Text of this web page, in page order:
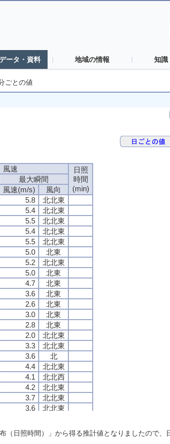
ータ・資料 地域の情報 知識
ごとの値
風速
日照
時間
(min)
最大瞬間
風速(m/s)
風向
5.8
北北東
5.4
北北東
5.5
北北東
5.4
北北東
5.5
北北東
5.0
北東
5.2
北北東
5.0
北東
4.7
北東
3.6
北東
2.6
北東
3.0
北東
2.8
北東
2.0
北北東
3.3
北北東
3.6
北
4.4
北北東
4.1
北北西
4.2
北北東
3.7
北北東
3.6
北北東
3.2
北東
2.9 北東
風速
日照
時間
(min)
最大瞬間
風速(m/s)
風向
5.8
北北東
5.4
北北東
5.5
北北東
5.4
北北東
5.5
北北東
5.0
北東
5.2
北北東
5.0
北東
4.7
北東
3.6
北東
2.6
北東
3.0
北東
2.8
北東
2.0
北北東
3.3
北北東
3.6
北
4.4
北北東
4.1
北北西
4.2
北北東
3.7
北北東
3.6
北北東
3.2
北東
2.9 北東
風速
日照
時間
(min)
最大瞬間
風速(m/s)
風向
5.8
北北東
5.4
北北東
5.5
北北東
5.4
北北東
5.5
北北東
5.0
北東
5.2
北北東
5.0
北東
4.7
北東
3.6
北東
2.6
北東
3.0
北東
2.8
北東
2.0
北北東
3.3
北北東
3.6
北
4.4
北北東
4.1
北北西
4.2
北北東
3.7
北北東
3.6
北北東
3.2
北東
2.9 北東
風速
日照
時間
(min)
最大瞬間
風速(m/s)
風向
5.8
北北東
5.4
北北東
5.5
北北東
5.4
北北東
5.5
北北東
5.0
北東
5.2
北北東
5.0
北東
4.7
北東
3.6
北東
2.6
北東
3.0
北東
2.8
北東
2.0
北北東
3.3
北北東
3.6
北
4.4
北北東
4.1
北北西
4.2
北北東
3.7
北北東
3.6
北北東
3.2
北東
2.9 北東
（日照時間）」から得る推計値となりましたので、